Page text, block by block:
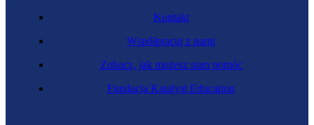
Kontakt
Współpracuj z nami
Zobacz, jak możesz nam pomóc
Fundacja Katalyst Education